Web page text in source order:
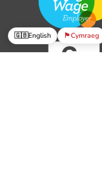
🇬🇧English 🏴󠁧󠁢󠁷󠁬󠁳󠁿Cymraeg